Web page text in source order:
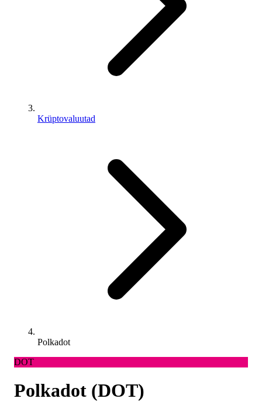
Krüptovaluutad
Polkadot
DOT
Polkadot (DOT)